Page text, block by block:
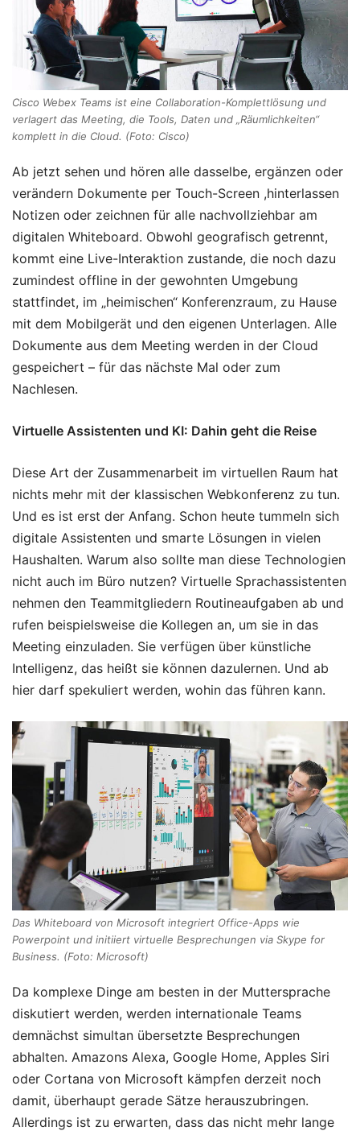
Cisco Webex Teams ist eine Collaboration-Komplettlösung und
verlagert das Meeting, die Tools, Daten und „Räumlichkeiten“
komplett in die Cloud. (Foto: Cisco)
Ab jetzt sehen und hören alle dasselbe, ergänzen oder
verändern Dokumente per Touch-Screen ,hinterlassen
Notizen oder zeichnen für alle nachvollziehbar am
digitalen Whiteboard. Obwohl geografisch getrennt,
kommt eine Live-Interaktion zustande, die noch dazu
zumindest offline in der gewohnten Umgebung
stattfindet, im „heimischen“ Konferenzraum, zu Hause
mit dem Mobilgerät und den eigenen Unterlagen. Alle
Dokumente aus dem Meeting werden in der Cloud
gespeichert – für das nächste Mal oder zum
Nachlesen.
Virtuelle Assistenten und KI: Dahin geht die Reise
Diese Art der Zusammenarbeit im virtuellen Raum hat
nichts mehr mit der klassischen Webkonferenz zu tun.
Und es ist erst der Anfang. Schon heute tummeln sich
digitale Assistenten und smarte Lösungen in vielen
Haushalten. Warum also sollte man diese Technologien
nicht auch im Büro nutzen? Virtuelle Sprachassistenten
nehmen den Teammitgliedern Routineaufgaben ab und
rufen beispielsweise die Kollegen an, um sie in das
Meeting einzuladen. Sie verfügen über künstliche
Intelligenz, das heißt sie können dazulernen. Und ab
hier darf spekuliert werden, wohin das führen kann.
Das Whiteboard von Microsoft integriert Office-Apps wie
Powerpoint und initiiert virtuelle Besprechungen via Skype for
Business. (Foto: Microsoft)
Da komplexe Dinge am besten in der Muttersprache
diskutiert werden, werden internationale Teams
demnächst simultan übersetzte Besprechungen
abhalten. Amazons Alexa, Google Home, Apples Siri
oder Cortana von Microsoft kämpfen derzeit noch
damit, überhaupt gerade Sätze herauszubringen.
Allerdings ist zu erwarten, dass das nicht mehr lange